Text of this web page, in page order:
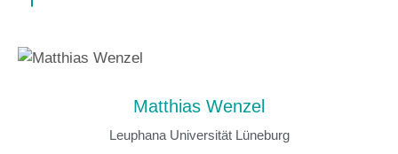
Matthias Wenzel
Leuphana Universität Lüneburg